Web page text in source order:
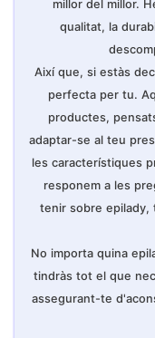
millor del millor.
qualitat, la
Així que, si estàs
perfecta per tu.
productes,
adaptar-se al teu
les característiques
responem a les
tenir sobre epilady,
No importa quina
tindràs tot el que
assegurant-te